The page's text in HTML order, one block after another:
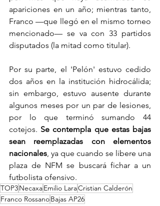
apariciones en un año; mientras tanto,
Franco —que llegó en el mismo torneo
mencionado— se va con 33 partidos
disputados (la mitad como titular).
Por su parte, el 'Pelón' estuvo cedido
dos años en la institución hidrocálida;
sin embargo, estuvo ausente durante
algunos meses por un par de lesiones,
por lo que terminó sumando 44
cotejos. Se contempla que estas bajas
sean reemplazadas con elementos
nacionales, ya que cuando se libere una
plaza de NFM se buscará fichar a un
futbolista ofensivo.
TOP3NecaxaEmilio LaraCristian Calderón
Franco RossanoBajas AP26